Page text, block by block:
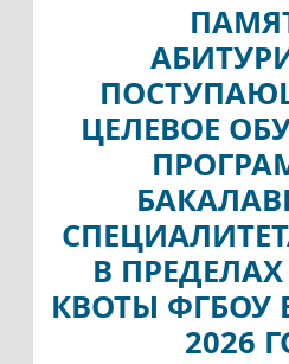
ЦЕЛЕВОЕ
В
КВОТЫ ФГБОУ
2026